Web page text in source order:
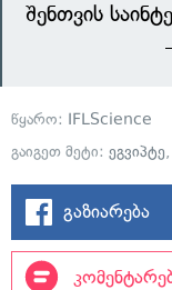
შენთვის
წყარო: IFLScience
გაიგეთ მეტი: ეგვიპტე,
გაზიარება